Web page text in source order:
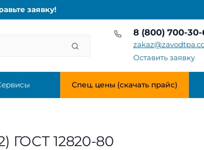
заявку!
8 (800) 700-30-
Оставить заявку
Спец. цены (скачать прайс)
ГОСТ 12820-80